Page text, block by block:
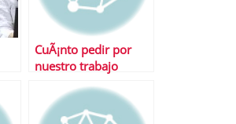
CuÃ¡nto pedir por
nuestro trabajo